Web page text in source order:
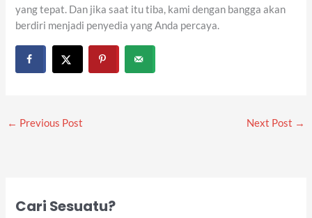
yang tepat. Dan jika saat itu tiba, kami dengan bangga akan
berdiri menjadi penyedia yang Anda percaya.
← Previous Post Next Post →
Cari Sesuatu?